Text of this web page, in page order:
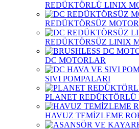
REDÜKTÖRLÜ LINIX
REDÜKTÖRSÜZ
REDÜKTÖRSÜZ LINIX
DC MOTORLAR
SIVI POMPALARI
PLANET REDÜKTÖRLÜ
HAVUZ TEMİZLEME